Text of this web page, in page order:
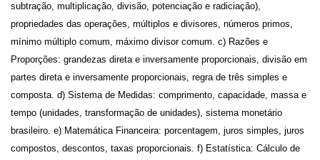
subtração, multiplicação, divisão, potenciação e radiciação),
propriedades das operações, múltiplos e divisores, números primos,
mínimo múltiplo comum, máximo divisor comum. c) Razões e
Proporções: grandezas direta e inversamente proporcionais, divisão em
partes direta e inversamente proporcionais, regra de três simples e
composta. d) Sistema de Medidas: comprimento, capacidade, massa e
tempo (unidades, transformação de unidades), sistema monetário
brasileiro. e) Matemática Financeira: porcentagem, juros simples, juros
compostos, descontos, taxas proporcionais. f) Estatística: Cálculo de